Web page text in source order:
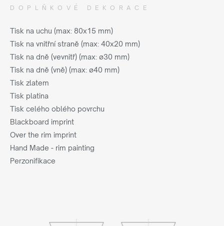
DOPLŇKOVÉ DEKORACE
Tisk na uchu (max: 80x15 mm)
Tisk na vnitřní straně (max: 40x20 mm)
Tisk na dně (vevnitř) (max: ø30 mm)
Tisk na dně (vně) (max: ø40 mm)
Tisk zlatem
Tisk platina
Tisk celého oblého povrchu
Blackboard imprint
Over the rim imprint
Hand Made - rim painting
Perzonifikace